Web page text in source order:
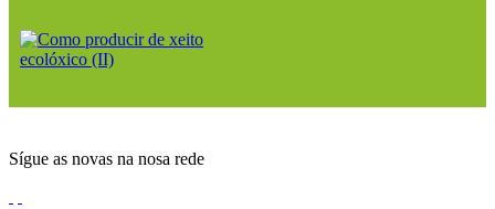
Sígue as novas na nosa rede